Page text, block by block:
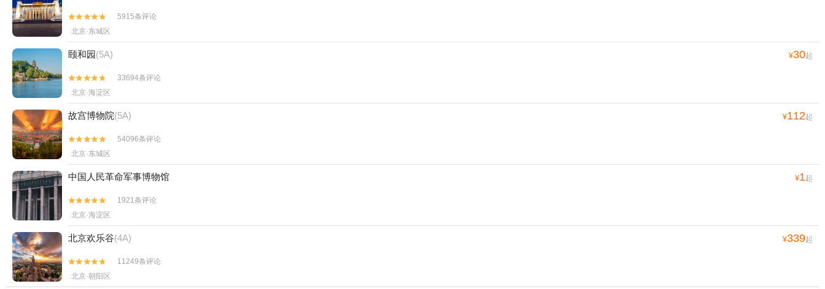


5915条评论
北京·东城区
颐和园(5A) ¥30起


33694条评论
北京·海淀区
故宫博物院(5A) ¥112起


54096条评论
北京·东城区
中国人民革命军事博物馆 ¥1起


1921条评论
北京·海淀区
北京欢乐谷(4A) ¥339起


11249条评论
北京·朝阳区